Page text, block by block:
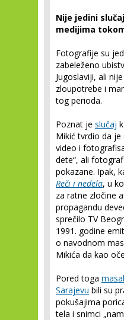
Nije jedini
medijima
Fotografije su
zabeleženo
Jugoslaviji, ali
zloupotrebe i
tog perioda.
Poznat je slučaj
Mikić tvrdio da
video i
dete“, ali
pokazane. Ipak,
Reči i nedela, u
za ratne zločine
propagandu
sprečilo TV
1991. godine
o navodnom
Mikića da kao
Pored toga
Sarajevu bili su
pokušajima
tela i snimci